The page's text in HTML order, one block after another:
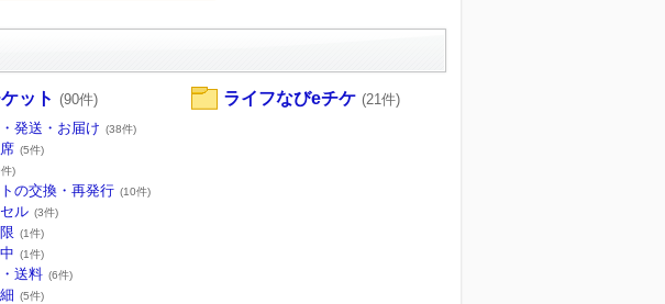
ット (90件)
発送・お届け (38件)
(5件)
)
の交換・再発行 (10件)
ル (3件)
(1件)
(1件)
送料 (6件)
(5件)
ライフなびeチケ (21件)